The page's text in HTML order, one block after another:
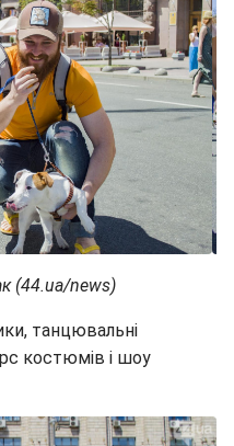
(44.ua/news)
танцювальні
костюмів і шоу